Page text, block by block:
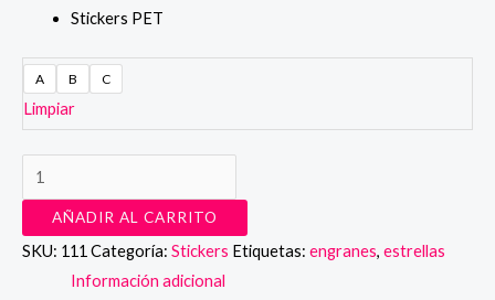
Stickers PET
A B C
Limpiar
Stickers
Estelares
cantidad
AÑADIR AL CARRITO
SKU: 111 Categoría: Stickers Etiquetas: engranes, estrellas
Información adicional